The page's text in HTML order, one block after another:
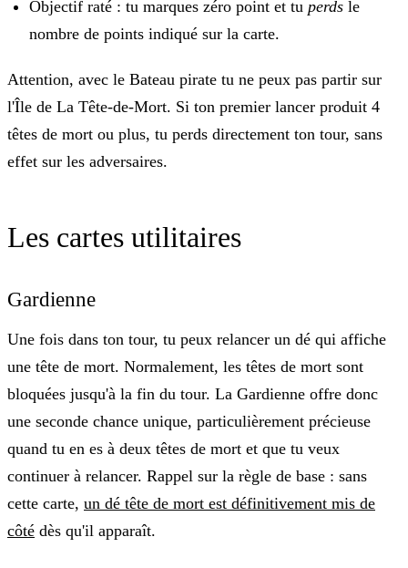
Objectif raté : tu marques zéro point et tu perds le
nombre de points indiqué sur la carte.
Attention, avec le Bateau pirate tu ne peux pas partir sur
l'Île de La Tête-de-Mort. Si ton premier lancer produit 4
têtes de mort ou plus, tu perds directement ton tour, sans
effet sur les adversaires.
Les cartes utilitaires
Gardienne
Une fois dans ton tour, tu peux relancer un dé qui affiche
une tête de mort. Normalement, les têtes de mort sont
bloquées jusqu'à la fin du tour. La Gardienne offre donc
une seconde chance unique, particulièrement précieuse
quand tu en es à deux têtes de mort et que tu veux
continuer à relancer. Rappel sur la règle de base : sans
cette carte, un dé tête de mort est définitivement mis de
côté dès qu'il apparaît.